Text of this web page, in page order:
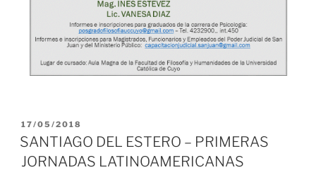
PUBLICADO
EL
17/05/2018
SANTIAGO DEL ESTERO – PRIMERAS
JORNADAS LATINOAMERICANAS